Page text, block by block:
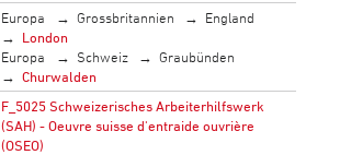
Europa Grossbritannien
England
London
Europa
Schweiz
Graubünden
Churwalden
F_5025 Schweizerisches Arbeiterhilfswerk
(SAH) - Oeuvre suisse d'entraide ouvrière
(OSEO)